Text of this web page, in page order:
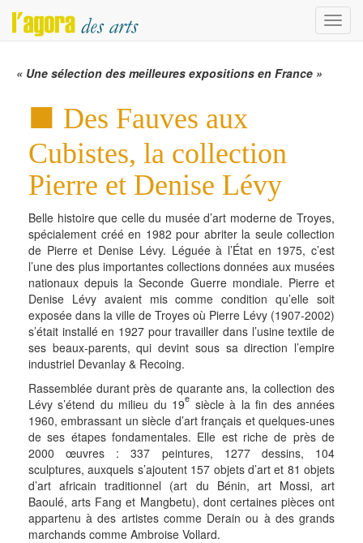
Menu
« Une sélection des meilleures expositions en France »
Des Fauves aux
Cubistes, la collection
Pierre et Denise Lévy
Belle histoire que celle du musée d’art moderne de Troyes,
spécialement créé en 1982 pour abriter la seule collection
de Pierre et Denise Lévy. Léguée à l’État en 1975, c’est
l’une des plus importantes collections données aux musées
nationaux depuis la Seconde Guerre mondiale. Pierre et
Denise Lévy avaient mis comme condition qu’elle soit
exposée dans la ville de Troyes où Pierre Lévy (1907-2002)
s’était installé en 1927 pour travailler dans l’usine textile de
ses beaux-parents, qui devint sous sa direction l’empire
industriel Devanlay & Recoing.
Rassemblée durant près de quarante ans, la collection des
Lévy s’étend du milieu du 19e siècle à la fin des années
1960, embrassant un siècle d’art français et quelques-unes
de ses étapes fondamentales. Elle est riche de près de
2000 œuvres : 337 peintures, 1277 dessins, 104
sculptures, auxquels s’ajoutent 157 objets d’art et 81 objets
d’art africain traditionnel (art du Bénin, art Mossi, art
Baoulé, arts Fang et Mangbetu), dont certaines pièces ont
appartenu à des artistes comme Derain ou à des grands
marchands comme Ambroise Vollard.